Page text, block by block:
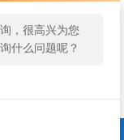
，很高兴为您
什么问题呢？